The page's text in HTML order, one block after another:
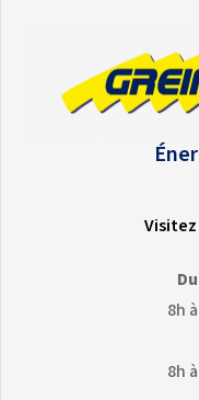
8h
8h